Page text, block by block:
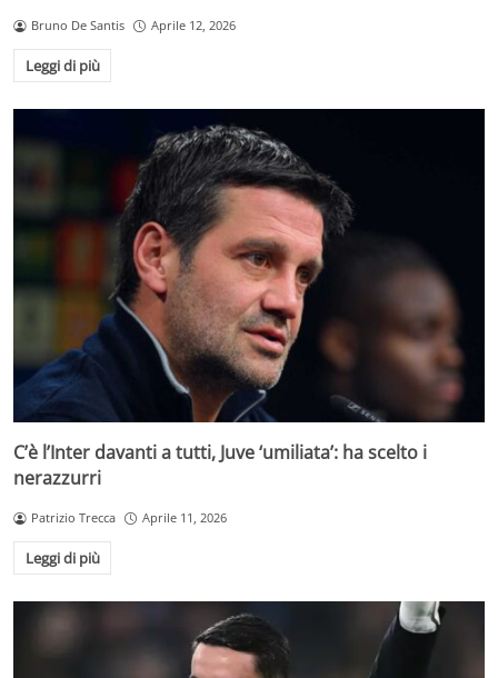
Bruno De Santis Aprile 12, 2026
Leggi di più
C’è l’Inter davanti a tutti, Juve ‘umiliata’: ha scelto i
nerazzurri
Patrizio Trecca Aprile 11, 2026
Leggi di più